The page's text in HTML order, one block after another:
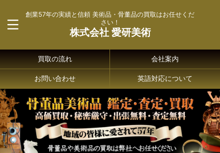
創業57年の実績と信頼 美術品・骨董品の買取はお任せくだ
さい！
株式会社 愛研美術
買取の流れ 会社案内
お問い合わせ 英語対応について